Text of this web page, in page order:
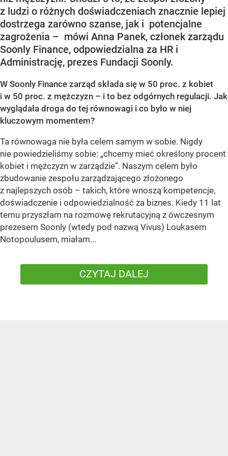
z ludzi o różnych doświadczeniach znacznie lepiej
dostrzega zarówno szanse, jak i potencjalne
zagrożenia – mówi Anna Panek, członek zarządu
Soonly Finance, odpowiedzialna za HR i
Administrację, prezes Fundacji Soonly.
W Soonly Finance zarząd składa się w 50 proc. z kobiet
i w 50 proc. z mężczyzn – i to bez odgórnych regulacji. Jak
wyglądała droga do tej równowagi i co było w niej
kluczowym momentem?
Ta równowaga nie była celem samym w sobie. Nigdy
nie powiedzieliśmy sobie: „chcemy mieć określony procent
kobiet i mężczyzn w zarządzie”. Naszym celem było
zbudowanie zespołu zarządzającego złożonego
z najlepszych osób – takich, które wnoszą kompetencje,
doświadczenie i odpowiedzialność za biznes. Kiedy 11 lat
temu przyszłam na rozmowę rekrutacyjną z ówczesnym
prezesem Soonly (wtedy pod nazwą Vivus) Loukasem
Notopoulusem, miałam...
CZYTAJ DALEJ